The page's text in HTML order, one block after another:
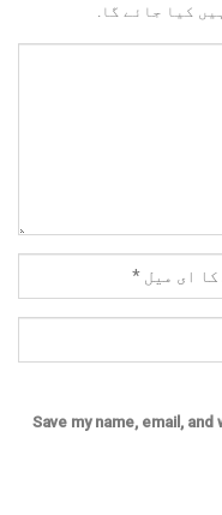
کیا جائے گا.
Save my name, email,